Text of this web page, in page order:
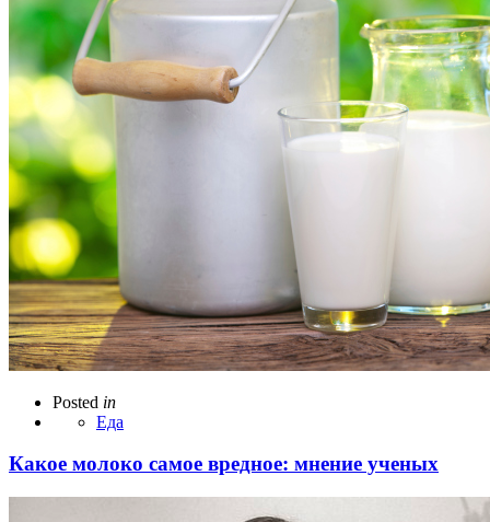
Posted in
Еда
Какое молоко самое вредное: мнение ученых